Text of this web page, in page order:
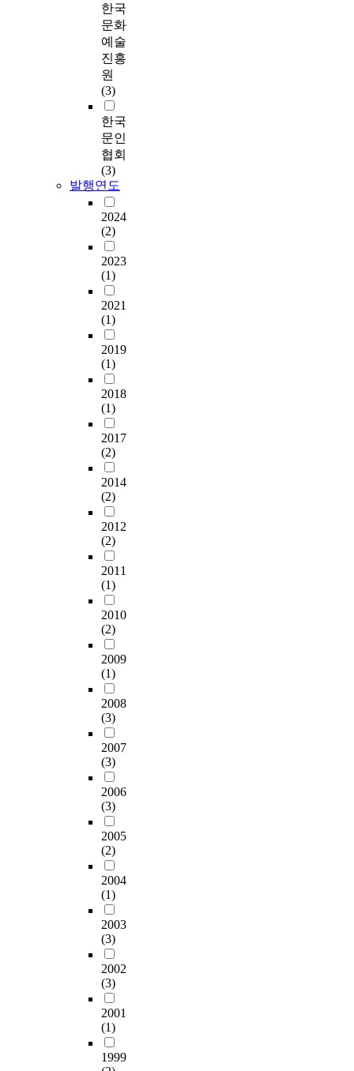
한국
문화
예술
진흥
원
(3)
한국
문인
협회
(3)
발행연도
2024
(2)
2023
(1)
2021
(1)
2019
(1)
2018
(1)
2017
(2)
2014
(2)
2012
(2)
2011
(1)
2010
(2)
2009
(1)
2008
(3)
2007
(3)
2006
(3)
2005
(2)
2004
(1)
2003
(3)
2002
(3)
2001
(1)
1999